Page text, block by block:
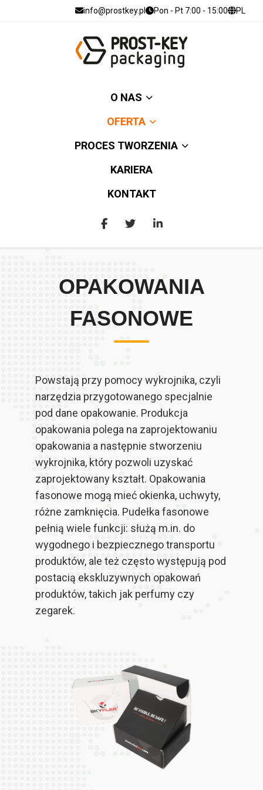
info@prostkey.pl Pon - Pt 7:00 - 15:00 PL
O NAS
OFERTA
PROCES TWORZENIA
KARIERA
KONTAKT
OPAKOWANIA
FASONOWE
Powstają przy pomocy wykrojnika, czyli
narzędzia przygotowanego specjalnie
pod dane opakowanie. Produkcja
opakowania polega na zaprojektowaniu
opakowania a następnie stworzeniu
wykrojnika, który pozwoli uzyskać
zaprojektowany kształt. Opakowania
fasonowe mogą mieć okienka, uchwyty,
różne zamknięcia. Pudełka fasonowe
pełnią wiele funkcji: służą m.in. do
wygodnego i bezpiecznego transportu
produktów, ale też często występują pod
postacią ekskluzywnych opakowań
produktów, takich jak perfumy czy
zegarek.